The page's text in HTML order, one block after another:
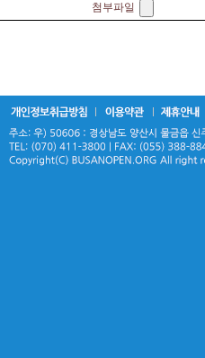
첨부파일